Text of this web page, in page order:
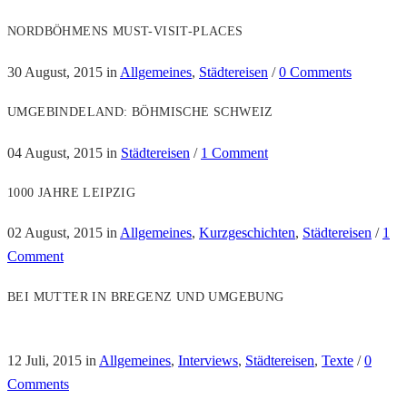
NORDBÖHMENS MUST-VISIT-PLACES
30 August, 2015 in Allgemeines, Städtereisen /0 Comments
UMGEBINDELAND: BÖHMISCHE SCHWEIZ
04 August, 2015 in Städtereisen / 1 Comment
1000 JAHRE LEIPZIG
02 August, 2015 in Allgemeines, Kurzgeschichten, Städtereisen / 1
Comment
BEI MUTTER IN BREGENZ UND UMGEBUNG
12 Juli, 2015 in Allgemeines, Interviews, Städtereisen, Texte /0
Comments